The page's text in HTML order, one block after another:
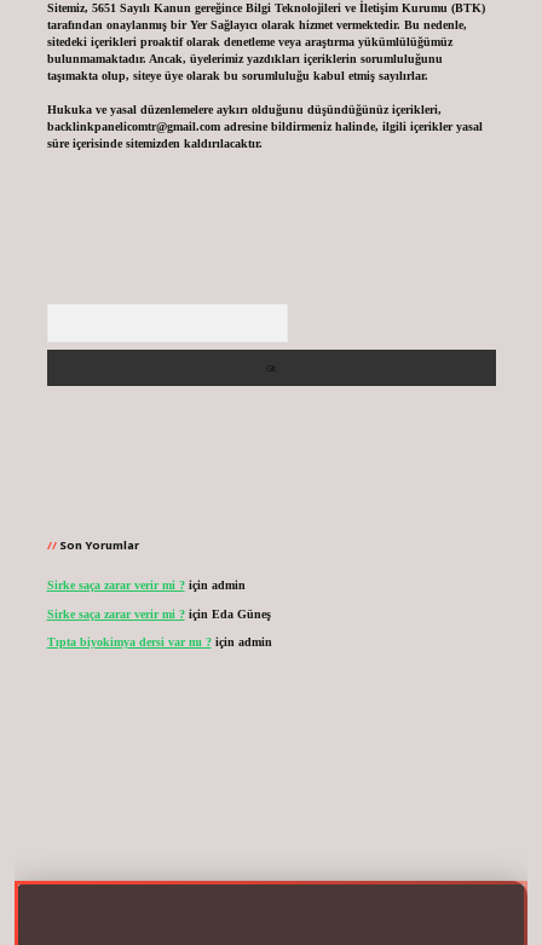
Sitemiz, 5651 Sayılı Kanun gereğince Bilgi Teknolojileri ve İletişim Kurumu (BTK)
tarafından onaylanmış bir Yer Sağlayıcı olarak hizmet vermektedir. Bu nedenle,
sitedeki içerikleri proaktif olarak denetleme veya araştırma yükümlülüğümüz
bulunmamaktadır. Ancak, üyelerimiz yazdıkları içeriklerin sorumluluğunu
taşımakta olup, siteye üye olarak bu sorumluluğu kabul etmiş sayılırlar.
Hukuka ve yasal düzenlemelere aykırı olduğunu düşündüğünüz içerikleri,
backlinkpanelicomtr@gmail.comadresine bildirmeniz halinde, ilgili içerikler yasal
süre içerisinde sitemizden kaldırılacaktır.
Son Yorumlar
Sirke saça zarar verir mi ?için admin
Sirke saça zarar verir mi ?için Eda Güneş
Tıpta biyokimya dersi var mı ?için admin